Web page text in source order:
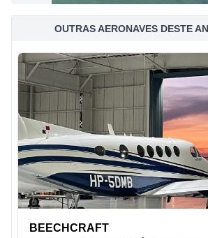
OUTRAS AERONAVES DESTE
BEECHCRAFT